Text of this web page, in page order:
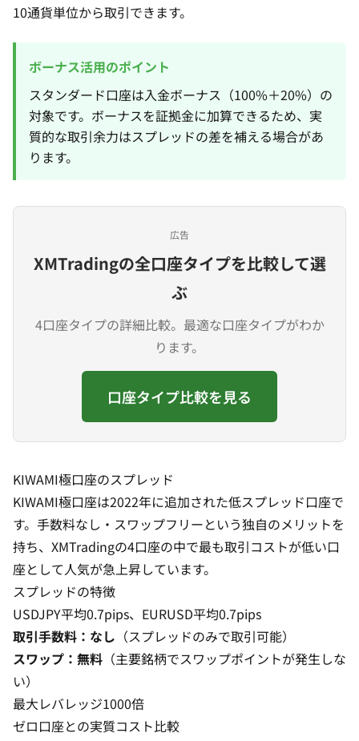
10通貨単位から取引できます。
ボーナス活用のポイント
スタンダード口座は入金ボーナス（100%＋20%）の
対象です。ボーナスを証拠金に加算できるため、実
質的な取引余力はスプレッドの差を補える場合があ
ります。
広告
XMTradingの全口座タイプを比較して選
ぶ
4口座タイプの詳細比較。最適な口座タイプがわか
ります。
口座タイプ比較を見る
KIWAMI極口座のスプレッド
KIWAMI極口座は2022年に追加された低スプレッド口座で
す。手数料なし・スワップフリーという独自のメリットを
持ち、XMTradingの4口座の中で最も取引コストが低い口
座として人気が急上昇しています。
スプレッドの特徴
USDJPY平均0.7pips、EURUSD平均0.7pips
取引手数料：なし （スプレッドのみで取引可能）
スワップ：無料 （主要銘柄でスワップポイントが発生しな
い）
最大レバレッジ1000倍
ゼロ口座との実質コスト比較